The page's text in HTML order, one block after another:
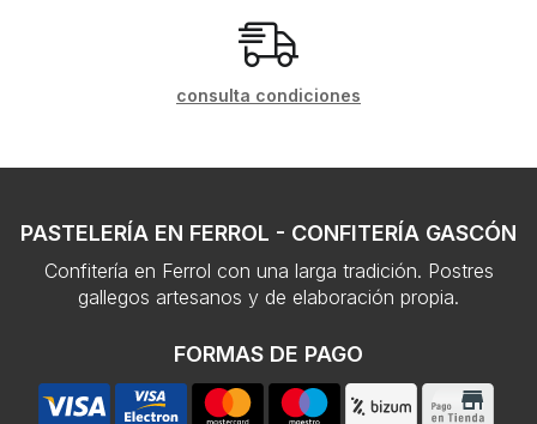
consulta condiciones
PASTELERÍA EN FERROL - CONFITERÍA GASCÓN
Confitería en Ferrol con una larga tradición. Postres
gallegos artesanos y de elaboración propia.
FORMAS DE PAGO